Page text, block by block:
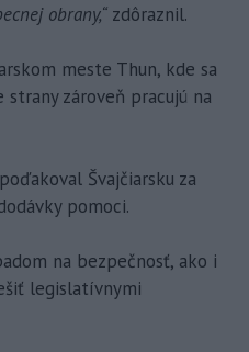
obrany,“ zdôraznil.
meste Thun, kde sa
zároveň pracujú na
Švajčiarsku za
pomoci.
na bezpečnosť, ako i
legislatívnymi